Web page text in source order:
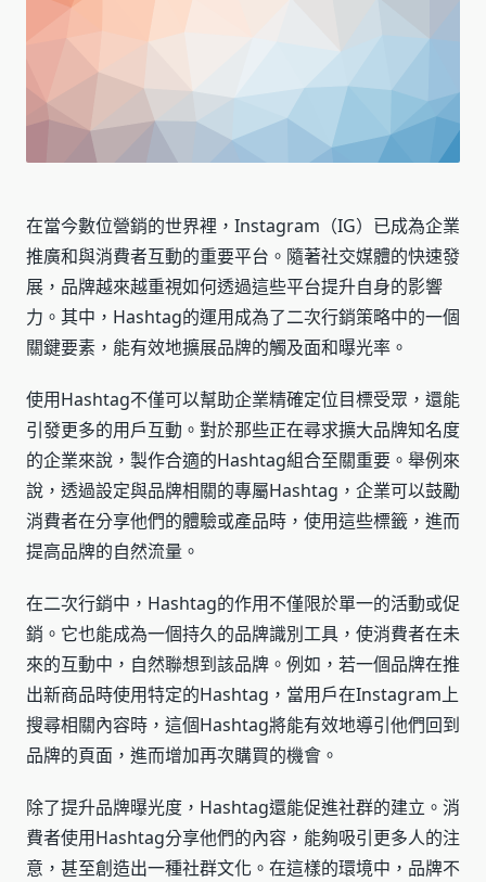
在當今數位營銷的世界裡，Instagram（IG）已成為企業
推廣和與消費者互動的重要平台。隨著社交媒體的快速發
展，品牌越來越重視如何透過這些平台提升自身的影響
力。其中，Hashtag的運用成為了二次行銷策略中的一個
關鍵要素，能有效地擴展品牌的觸及面和曝光率。
使用Hashtag不僅可以幫助企業精確定位目標受眾，還能
引發更多的用戶互動。對於那些正在尋求擴大品牌知名度
的企業來說，製作合適的Hashtag組合至關重要。舉例來
說，透過設定與品牌相關的專屬Hashtag，企業可以鼓勵
消費者在分享他們的體驗或產品時，使用這些標籤，進而
提高品牌的自然流量。
在二次行銷中，Hashtag的作用不僅限於單一的活動或促
銷。它也能成為一個持久的品牌識別工具，使消費者在未
來的互動中，自然聯想到該品牌。例如，若一個品牌在推
出新商品時使用特定的Hashtag，當用戶在Instagram上
搜尋相關內容時，這個Hashtag將能有效地導引他們回到
品牌的頁面，進而增加再次購買的機會。
除了提升品牌曝光度，Hashtag還能促進社群的建立。消
費者使用Hashtag分享他們的內容，能夠吸引更多人的注
意，甚至創造出一種社群文化。在這樣的環境中，品牌不